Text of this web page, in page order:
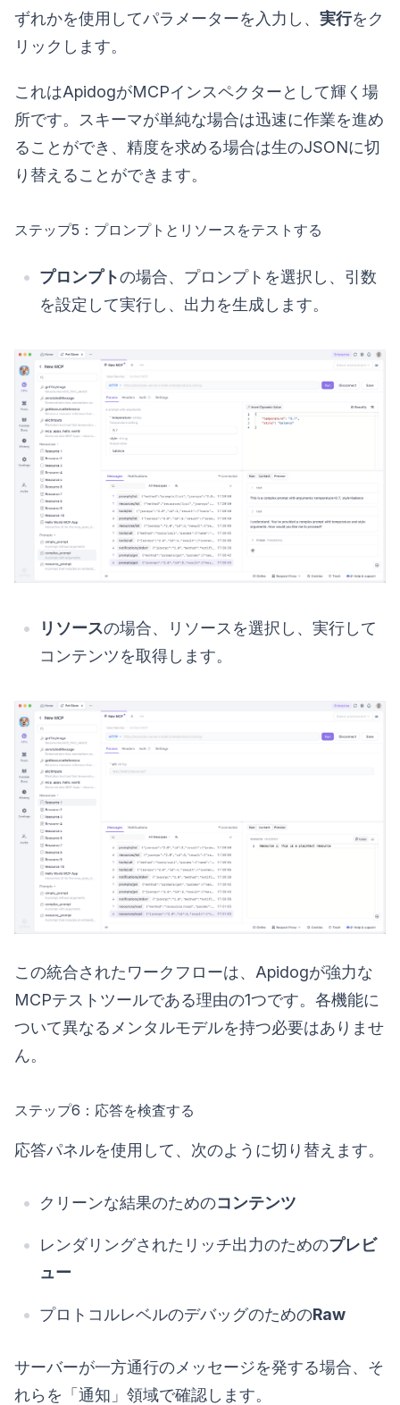
ずれかを使用してパラメーターを入力し、 実行をク
リックします。
これはApidogがMCPインスペクターとして輝く場
所です。スキーマが単純な場合は迅速に作業を進め
ることができ、精度を求める場合は生のJSONに切
り替えることができます。
ステップ5：プロンプトとリソースをテストする
プロンプトの場合、プロンプトを選択し、引数
を設定して実行し、出力を生成します。
リソースの場合、リソースを選択し、実行して
コンテンツを取得します。
この統合されたワークフローは、Apidogが強力な
MCPテストツールである理由の1つです。各機能に
ついて異なるメンタルモデルを持つ必要はありませ
ん。
ステップ6：応答を検査する
応答パネルを使用して、次のように切り替えます。
クリーンな結果のためのコンテンツ
レンダリングされたリッチ出力のためのプレビ
ュー
プロトコルレベルのデバッグのためのRaw
サーバーが一方通行のメッセージを発する場合、そ
れらを「通知」領域で確認します。